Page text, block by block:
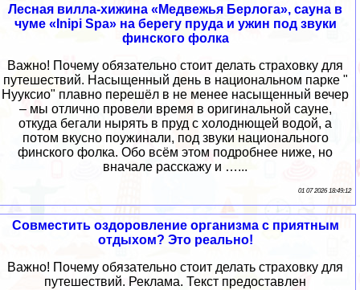
Лесная вилла-хижина «Медвежья Берлога», сауна в
чуме «Inipi Spa» на берегу пруда и ужин под звуки
финского фолка
Важно! Почему обязательно стоит делать страховку для
путешествий. Насыщенный день в национальном парке "
Нууксио" плавно перешёл в не менее насыщенный вечер
– мы отлично провели время в оригинальной сауне,
откуда бегали нырять в пруд с холоднющей водой, а
потом вкусно поужинали, под звуки национального
финского фолка. Обо всём этом подробнее ниже, но
вначале расскажу и …...
01 07 2026 18:49:12
Совместить оздоровление организма с приятным
отдыхом? Это реально!
Важно! Почему обязательно стоит делать страховку для
путешествий. Реклама. Текст предоставлен